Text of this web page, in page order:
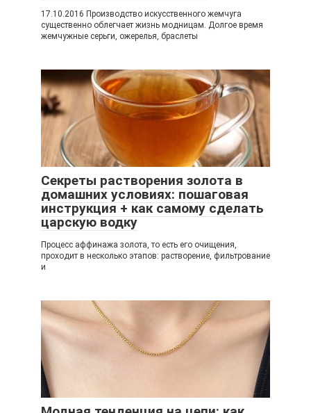
17.10.2016 Производство искусственного жемчуга
существенно облегчает жизнь модницам. Долгое время
жемчужные серьги, ожерелья, браслеты
Секреты растворения золота в
домашних условиях: пошаговая
инструкция + как самому сделать
царскую водку
Процесс аффинажа золота, то есть его очищения,
проходит в несколько этапов: растворение, фильтрование
и